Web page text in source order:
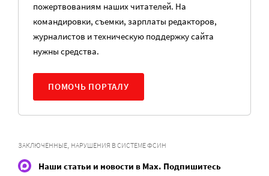
пожертвованиям наших читателей. На
командировки, съемки, зарплаты редакторов,
журналистов и техническую поддержку сайта
нужны средства.
ПОМОЧЬ ПОРТАЛУ
ЗАКЛЮЧЕННЫЕ, НАРУШЕНИЯ В СИСТЕМЕ ФСИН
Наши статьи и новости в Max. Подпишитесь